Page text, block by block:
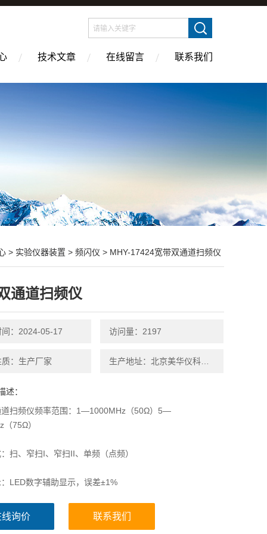
技术文章 在线留言 联系我们
> 实验仪器装置 > 频闪仪 > MHY-17424宽带双通道扫频仪
通道扫频仪
间：2024-05-17 访问量：2197
：生产厂家
述：
道扫频仪频率范围：1—1000MHz（50Ω）5—
（75Ω）
扫、窄扫I、窄扫II、单频（点频）
LED数字辅助显示，误差±1%
：优于±0.3dB
询价 联系我们